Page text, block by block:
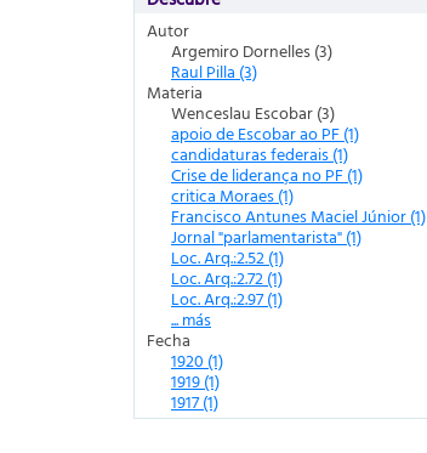
Autor
Argemiro Dornelles (3)
Raul Pilla (3)
Materia
Wenceslau Escobar (3)
apoio de Escobar ao PF (1)
candidaturas federais (1)
Crise de liderança no PF (1)
critica Moraes (1)
Francisco Antunes Maciel Júnior (1)
Jornal "parlamentarista" (1)
Loc. Arq.:2.52 (1)
Loc. Arq.:2.72 (1)
Loc. Arq.:2.97 (1)
... más
Fecha
1920 (1)
1919 (1)
1917 (1)